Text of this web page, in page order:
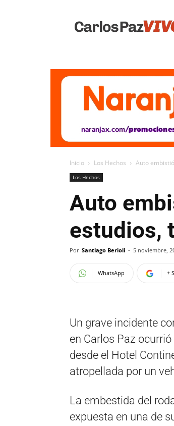
Vivo
Inicio Los Hechos Auto
Los Hechos
Auto
estudios,
Por Santiago Berioli - 5 noviembre,
WhatsApp +
Un grave incidente
en Carlos Paz
desde el Hotel
atropellada por un
La embestida del
expuesta en una de